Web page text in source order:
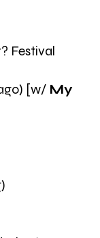
Festival
[w/ My